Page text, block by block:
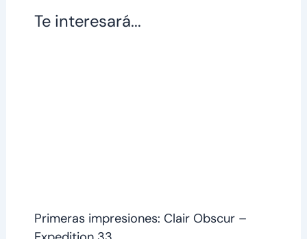
Te interesará...
Primeras impresiones: Clair Obscur –